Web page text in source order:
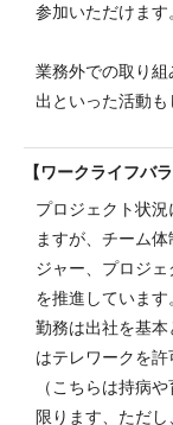
参加いただけます
業務外での取り
出といった活動も
ワークライフバ
プロジェクト状
ますが、チーム
ジャー、プロジ
を推進しています
勤務は出社を基
はテレワークを許
（こちらは持病
限ります、ただ